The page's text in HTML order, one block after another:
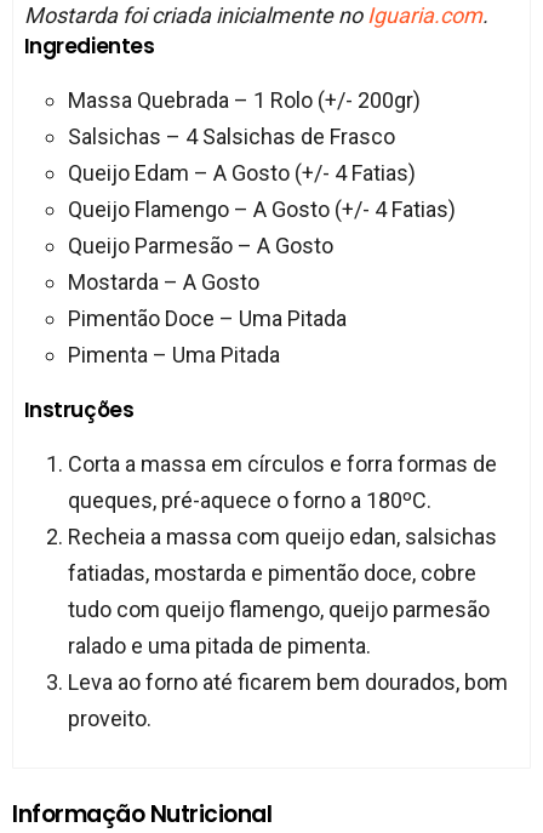
Mostarda foi criada inicialmente noIguaria.com.
Ingredientes
Massa Quebrada – 1 Rolo (+/- 200gr)
Salsichas – 4 Salsichas de Frasco
Queijo Edam – A Gosto (+/- 4 Fatias)
Queijo Flamengo – A Gosto (+/- 4 Fatias)
Queijo Parmesão – A Gosto
Mostarda – A Gosto
Pimentão Doce – Uma Pitada
Pimenta – Uma Pitada
Instruções
Corta a massa em círculos e forra formas de
queques, pré-aquece o forno a 180ºC.
Recheia a massa com queijo edan, salsichas
fatiadas, mostarda e pimentão doce, cobre
tudo com queijo flamengo, queijo parmesão
ralado e uma pitada de pimenta.
Leva ao forno até ficarem bem dourados, bom
proveito.
Informação Nutricional